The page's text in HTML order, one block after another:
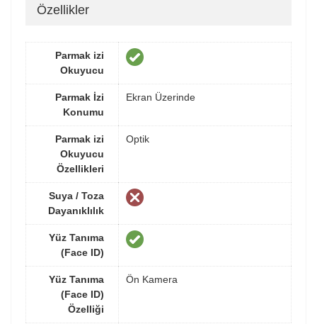
Özellikler
Parmak izi
Okuyucu
Parmak İzi
Konumu
Ekran Üzerinde
Parmak izi
Okuyucu
Özellikleri
Optik
Suya / Toza
Dayanıklılık
Yüz Tanıma
(Face ID)
Yüz Tanıma
(Face ID)
Özelliği
Ön Kamera